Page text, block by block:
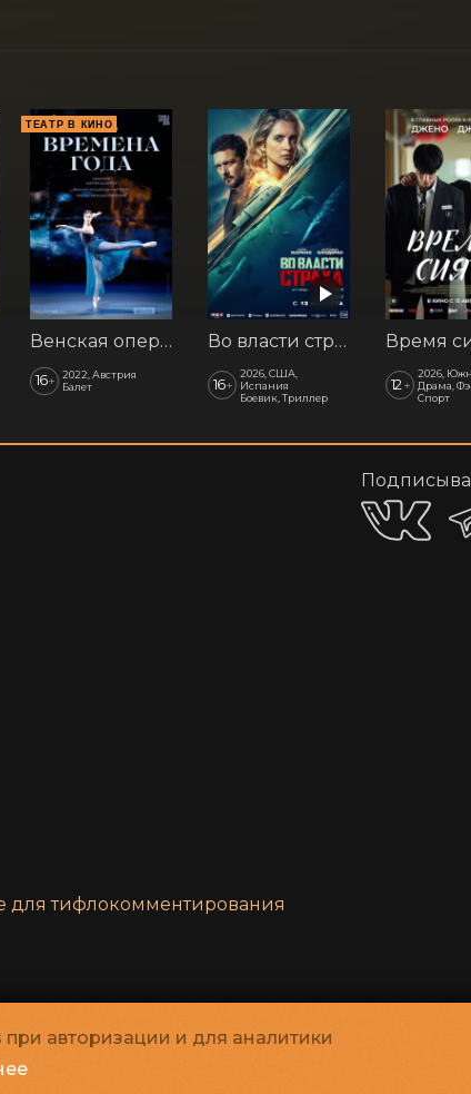
ТЕАТР В КИНО
Венская опера: Времена года
16+
2022, Австрия
Балет
Во власти страха
16+
2026, США,
Испания
Боевик, Триллер
Время
12+
2026,
Драма,
Спорт
при авторизации и для аналитики
для тифлокомментирования
учреждение культуры «Петербург-кино»